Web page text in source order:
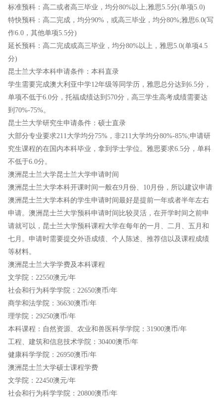
标准预科：高二或者高三毕业，均分80%以上;雅思5.5分(单项5.0)
特快预科：高二完成，均分90%，或高三毕业，均分80%;雅思6.0(写
作6.0，其他单项5.5分)
延长预科：高二完成或高三毕业，均分80%以上，雅思5.0(单项4.5
分)
昆士兰大学本科申请条件：本科直录
学生需要完成澳大利亚中学12年级等同学历，雅思总分达到6.5分，
单项不低于6.0分，托福成绩达到570分，高三学生高考成绩需要达
到70%-75%。
昆士兰大学研究生申请条件：硕士直录
大部分专业要求211大学均分75%，非211大学均分80%-85%;申请研
究生课程的在国内本科毕业，拿到学士学位。雅思要求6.5分，单科
不低于6.0分。
澳洲昆士兰大学昆士兰大学申请时间
澳洲昆士兰大学本科开课时间一般在9月份、10月份，所以建议申请
澳洲昆士兰大学本科的学生申请时间最好是提前一年或者半年左右
申请。澳洲昆士兰大学预科申请时间比较灵活，在开学时间之前申
请就可以，昆士兰大学预科课程大学在每年的一月、二月、五月和
七月。申请时需要提交外语成绩、个人陈述、推荐信以及课程成绩
等材料。
澳洲昆士兰大学学费及本科课程
文学院：22550澳元/年
社会和行为科学学院：22650澳币/年
商学和法学院：36630澳币/年
理学院：29250澳币/年
本科课程：自然资源、农业和兽医科学学院：31900澳币/年
工程、建筑和信息技术学院：30400澳币/年
健康科学学院：26950澳币/年
澳洲昆士兰大学硕士课程学费
文学院：22450澳元/年
社会和行为科学学院：20800澳币/年